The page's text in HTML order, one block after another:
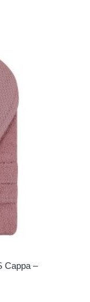
Cappa –